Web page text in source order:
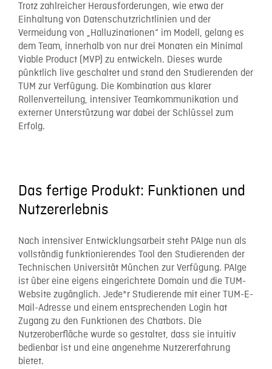
Trotz zahlreicher Herausforderungen, wie etwa der
Einhaltung von Datenschutzrichtlinien und der
Vermeidung von „Halluzinationen“ im Modell, gelang es
dem Team, innerhalb von nur drei Monaten ein Minimal
Viable Product (MVP) zu entwickeln. Dieses wurde
pünktlich live geschaltet und stand den Studierenden der
TUM zur Verfügung. Die Kombination aus klarer
Rollenverteilung, intensiver Teamkommunikation und
externer Unterstützung war dabei der Schlüssel zum
Erfolg.
Das fertige Produkt: Funktionen und
Nutzererlebnis
Nach intensiver Entwicklungsarbeit steht PAIge nun als
vollständig funktionierendes Tool den Studierenden der
Technischen Universität München zur Verfügung. PAIge
ist über eine eigens eingerichtete Domain und die TUM-
Website zugänglich. Jede*r Studierende mit einer TUM-E-
Mail-Adresse und einem entsprechenden Login hat
Zugang zu den Funktionen des Chatbots. Die
Nutzeroberfläche wurde so gestaltet, dass sie intuitiv
bedienbar ist und eine angenehme Nutzererfahrung
bietet.